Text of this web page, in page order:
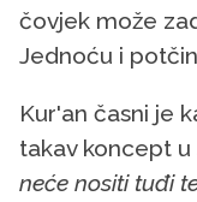
čovjek može
Jednoću i
Kur'an časni je
takav koncept u
neće nositi tuđi